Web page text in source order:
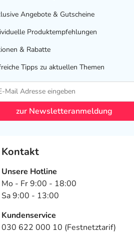
Angebote & Gutscheine
Produktempfehlungen
& Rabatte
Tipps zu aktuellen Themen
zur Newsletteranmeldung
Kontakt
Unsere Hotline
Mo - Fr 9:00 - 18:00
Sa 9:00 - 13:00
Kundenservice
030 622 000 10 (Festnetztarif)